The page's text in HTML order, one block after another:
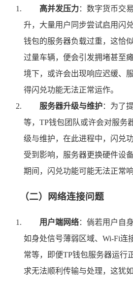
高并发压力：数字货币交
升，大量用户同步尝试启用闪
钱包的服务器负载过重，这恰
过量车辆，便会引发拥堵甚至
境下，或许会出现响应迟缓、
得闪兑功能无法正常运作。
服务器升级与维护：为了
等，TP钱包团队或许会对服务
级与维护，在此进程中，闪兑
受到影响，服务器更换硬件设
期间，闪兑功能可能无法正常响
（二）网络连接问题
用户端网络：倘若用户自
如身处信号薄弱区域、Wi-Fi连
常等，即便TP钱包服务器运行
求无法顺利传输与处理，这犹